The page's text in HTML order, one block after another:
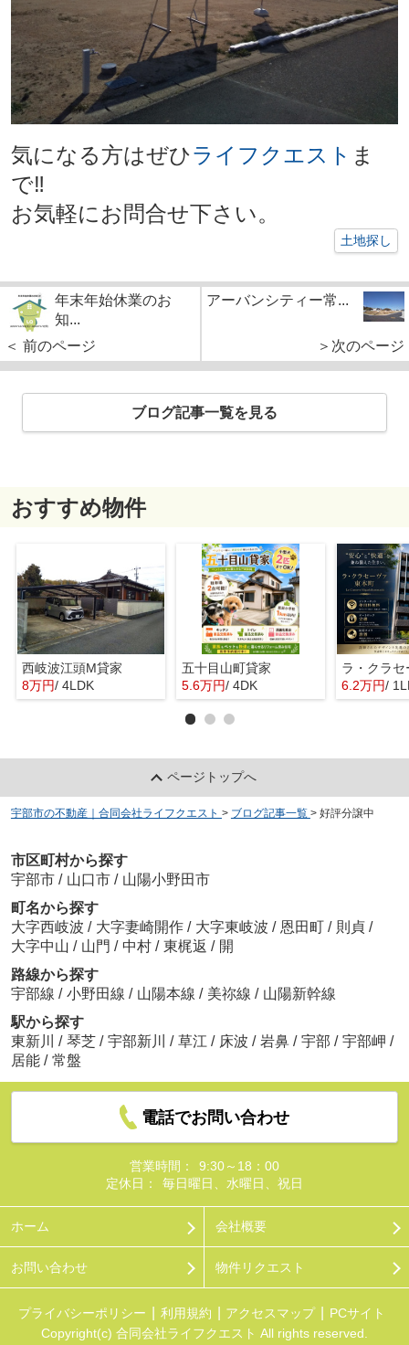
気になる方はぜひライフクエスト ま
で‼
お気軽にお問合せ下さい。
土地探し
年末年始休業のお
知...
＜ 前のページ
アーバンシティー常...
＞次のページ
ブログ記事一覧を見る
おすすめ物件
西岐波江頭M貸家
8万円/ 4LDK
五十目山町貸家
5.6万円/ 4DK 6.2万円/
ページトップへ
宇部市の不動産｜合同会社ライフクエスト > ブログ記事一覧 > 好評分譲中
市区町村から探す
宇部市 / 山口市 / 山陽小野田市
町名から探す
大字西岐波 / 大字妻崎開作 / 大字東岐波 / 恩田町 / 則貞 /
大字中山 / 山門 / 中村 / 東梶返 / 開
路線から探す
宇部線 / 小野田線 / 山陽本線 / 美祢線 / 山陽新幹線
駅から探す
東新川
/ 琴芝 / 宇部新川 / 草江 / 床波 / 岩鼻 / 宇部 / 宇部岬 /
居能 / 常盤
電話でお問い合わせ
営業時間：
9:30～18：00
定休日：
毎日曜日、水曜日、祝日
ホーム 会社概要
お問い合わせ 物件リクエスト
プライバシーポリシー 利用規約 アクセスマップ
PCサイト
Copyright(c) 合同会社ライフクエスト All rights reserved.